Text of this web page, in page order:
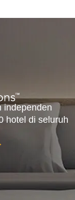
independen
hotel di seluruh